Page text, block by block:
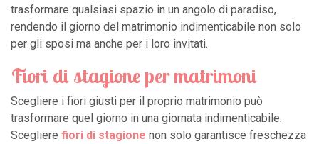
trasformare qualsiasi spazio in un angolo di paradiso,
rendendo il giorno del matrimonio indimenticabile non solo
per gli sposi ma anche per i loro invitati.
Fiori di stagione per matrimoni
Scegliere i fiori giusti per il proprio matrimonio può
trasformare quel giorno in una giornata indimenticabile.
Scegliere fiori di stagione non solo garantisce freschezza